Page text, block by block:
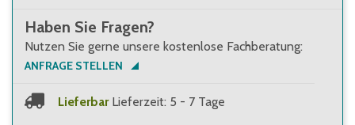
Haben Sie Fragen?
Nutzen Sie gerne unsere kostenlose Fachberatung:
ANFRAGE STELLEN
Lieferbar Lieferzeit: 5 - 7 Tage